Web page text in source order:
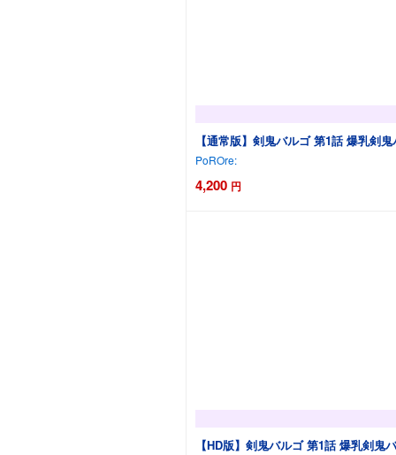
【通常版】剣鬼バルゴ 第1話 爆乳剣
PoROre:
4,200 円
【HD版】剣鬼バルゴ 第1話 爆乳剣